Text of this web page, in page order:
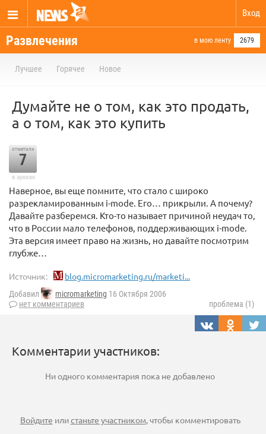
Вход
Развлечения в мою ленту 2679
Лучшее Горячее Новое
Думайте не о том, как это продать,
а о том, как это купить
отметили
7
в архиве
Наверное, вы еще помните, что стало с широко
разрекламированным i-mode. Его… прикрыли. А почему?
Давайте разберемся. Кто-то называет причиной неудач то,
что в России мало телефонов, поддерживающих i-mode.
Эта версия имеет право на жизнь, но давайте посмотрим
глубже…
Источник: blog.micromarketing.ru/marketi...
Добавил micromarketing 16 Октября 2006
нет комментариев
проблема (1)
Комментарии участников:
Ни одного комментария пока не добавлено
Войдите илистаньте участником, чтобы комментировать